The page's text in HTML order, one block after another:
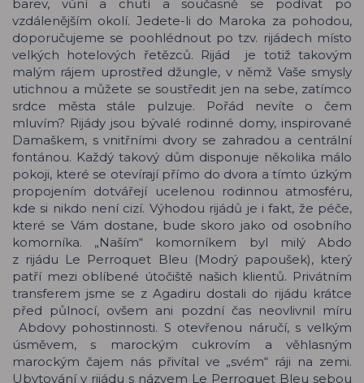
barev, vůní a chutí a současně se podívat po
vzdálenějším okolí. Jedete-li do Maroka za pohodou,
doporučujeme se poohlédnout po tzv. rijádech místo
velkých hotelových řetězců. Rijád je totiž takovým
malým rájem uprostřed džungle, v němž Vaše smysly
utichnou a můžete se soustředit jen na sebe, zatímco
srdce města stále pulzuje. Pořád nevíte o čem
mluvím? Rijády jsou bývalé rodinné domy, inspirované
Damaškem, s vnitřními dvory se zahradou a centrální
fontánou. Každý takový dům disponuje několika málo
pokoji, které se otevírají přímo do dvora a tímto úzkým
propojením dotvářejí ucelenou rodinnou atmosféru,
kde si nikdo není cizí. Výhodou rijádů je i fakt, že péče,
které se Vám dostane, bude skoro jako od osobního
komorníka. „Naším“ komorníkem byl milý Abdo
z rijádu Le Perroquet Bleu (Modrý papoušek), který
patří mezi oblíbené útočiště našich klientů. Privátním
transferem jsme se z Agadiru dostali do rijádu krátce
před půlnocí, ovšem ani pozdní čas neovlivnil míru
Abdovy pohostinnosti. S otevřenou náručí, s velkým
úsměvem, s marockým cukrovím a věhlasným
marockým čajem nás přivítal ve „svém“ ráji na zemi.
Ubytování v rijádu s názvem Le Perroquet Bleu sebou